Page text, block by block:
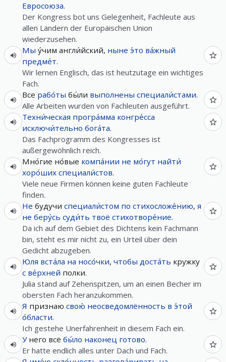
Евросоюза.
Der Kongress bot uns Gelegenheit, Fachleute aus
allen Ländern der Europäischen Union
wiederzusehen.
Мы у́чим англи́йский, ныне э́то ва́жный
предме́т.
Wir lernen Englisch, das ist heutzutage ein wichtiges
Fach.
Все рабо́ты бы́ли выполнены специали́стами.
Alle Arbeiten wurden von Fachleuten ausgeführt.
Техни́ческая програ́мма конгре́сса
исключи́тельно бога́та.
Das Fachprogramm des Kongresses ist
außergewöhnlich reich.
Мно́гие но́вые компа́нии не мо́гут найти́
хоро́ших специали́стов.
Viele neue Firmen können keine guten Fachleute
finden.
Не будучи специали́стом по стихосложе́нию, я
не беру́сь суди́ть твоё стихотворе́ние.
Da ich auf dem Gebiet des Dichtens kein Fachmann
bin, steht es mir nicht zu, ein Urteil über dein
Gedicht abzugeben.
Юля вста́ла на носо́чки, чтобы доста́ть кружку
с ве́рхней полки.
Julia stand auf Zehenspitzen, um an einen Becher im
obersten Fach heranzukommen.
Я признаю свою́ неосведомлённость в э́той
о́бласти.
Ich gestehe Unerfahrenheit in diesem Fach ein.
Унего всё бы́ло наконец готово.
Er hatte endlich alles unter Dach und Fach.